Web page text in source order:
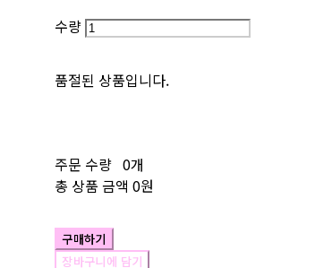
수량
품절된 상품입니다.
주문 수량 0개
총 상품 금액 0원
구매하기
장바구니에 담기